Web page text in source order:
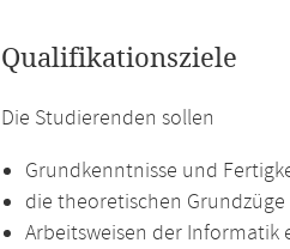
Qualifikationsziele
Die Studierenden sollen
Grundkenntnisse und
die theoretischen
Arbeitsweisen der Informatik